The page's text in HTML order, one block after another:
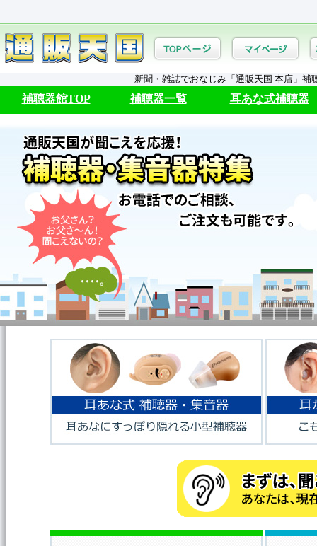
新聞・雑誌でおなじみ「通販天国 本店」
補聴器館TOP 補聴器一覧 耳あな式補聴器